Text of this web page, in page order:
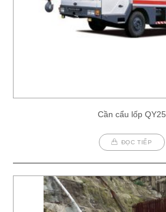
Cần cẩu lốp QY25
ĐỌC TIẾP